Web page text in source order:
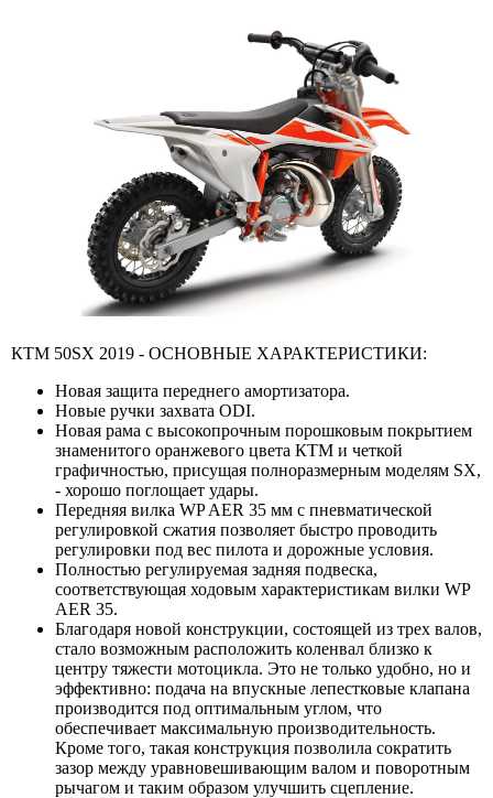
КТМ 50SX 2019 - ОСНОВНЫЕ ХАРАКТЕРИСТИКИ:
Новая защита переднего амортизатора.
Новые ручки захвата ODI.
Новая рама с высокопрочным порошковым покрытием
знаменитого оранжевого цвета КТМ и четкой
графичностью, присущая полноразмерным моделям SX,
- хорошо поглощает удары.
Передняя вилка WP AER 35 мм с пневматической
регулировкой сжатия позволяет быстро проводить
регулировки под вес пилота и дорожные условия.
Полностью регулируемая задняя подвеска,
соответствующая ходовым характеристикам вилки WP
AER 35.
Благодаря новой конструкции, состоящей из трех валов,
стало возможным расположить коленвал близко к
центру тяжести мотоцикла. Это не только удобно, но и
эффективно: подача на впускные лепестковые клапана
производится под оптимальным углом, что
обеспечивает максимальную производительность.
Кроме того, такая конструкция позволила сократить
зазор между уравновешивающим валом и поворотным
рычагом и таким образом улучшить сцепление.